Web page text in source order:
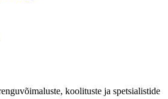
koolituste ja spetsialistide